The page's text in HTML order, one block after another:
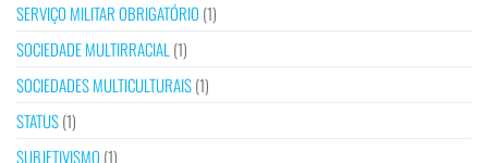
SERVIÇO MILITAR OBRIGATÓRIO (1)
SOCIEDADE MULTIRRACIAL (1)
SOCIEDADES MULTICULTURAIS(1)
STATUS(1)
SUBJETIVISMO (1)